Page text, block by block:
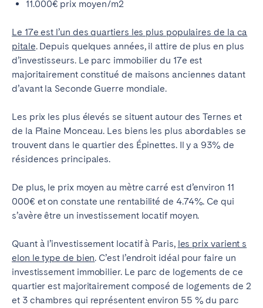
11.000€ prix moyen/m2
Le 17e est l’un des quartiers les plus populaires de la ca
pitale. Depuis quelques années, il attire de plus en plus
d’investisseurs. Le parc immobilier du 17e est
majoritairement constitué de maisons anciennes datant
d’avant la Seconde Guerre mondiale.
Les prix les plus élevés se situent autour des Ternes et
de la Plaine Monceau. Les biens les plus abordables se
trouvent dans le quartier des Épinettes. Il y a 93% de
résidences principales.
De plus, le prix moyen au mètre carré est d’environ 11
000€ et on constate une rentabilité de 4.74%. Ce qui
s’avère être un investissement locatif moyen.
Quant à l’investissement locatif à Paris, les prix varient s
elon le type de bien. C’est l’endroit idéal pour faire un
investissement immobilier. Le parc de logements de ce
quartier est majoritairement composé de logements de 2
et 3 chambres qui représentent environ 55 % du parc